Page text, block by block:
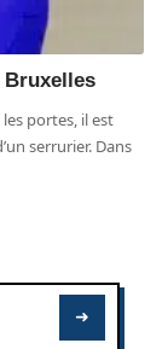
portes, il est
serrurier. Dans